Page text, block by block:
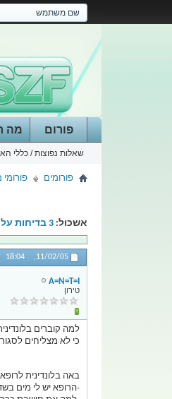
פורום
שאלות נפוצות / כללי
מה
פורומים
אשכול: 3 בדיחות על בלונדיניות
11/02/05,
18:04
A=N=T=I
טירון
למה קוברים
כי לא מצליחים
באה בלונדינית
-הרופא יש לי מים